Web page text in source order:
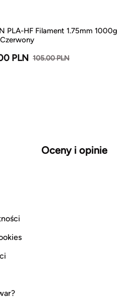
PLA-HF Filament 1.75mm 1000g
PLN 105.00 PLN
Oceny i opinie